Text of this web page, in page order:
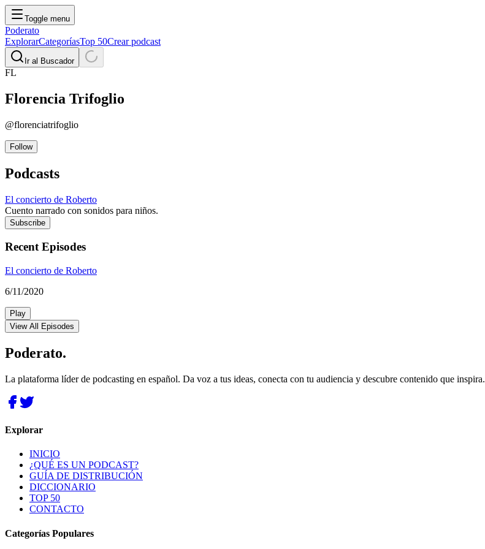
Toggle menu
Poderato
ExplorarCategoríasTop 50Crear podcast
Ir al Buscador
FL
Florencia Trifoglio
@florenciatrifoglio
Follow
Podcasts
El concierto de Roberto
Cuento narrado con sonidos para niños.
Subscribe
Recent Episodes
El concierto de Roberto
6/11/2020
Play
View All Episodes
Poderato.
La plataforma líder de podcasting en español. Da voz a tus ideas, conecta con tu audiencia y descubre contenido que inspira.
Explorar
INICIO
¿QUÉ ES UN PODCAST?
GUÍA DE DISTRIBUCIÓN
DICCIONARIO
TOP 50
CONTACTO
Categorías Populares